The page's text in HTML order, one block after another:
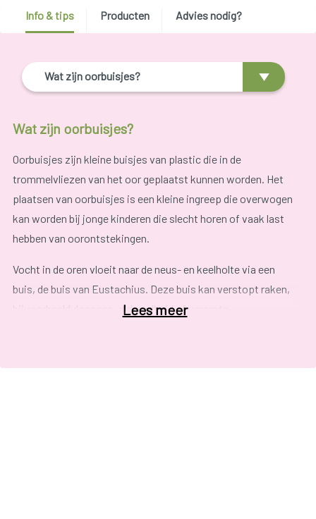
Info & tips Producten Advies nodig?
Wat zijn oorbuisjes?
Wat zijn oorbuisjes?
Oorbuisjes zijn kleine buisjes van plastic die in de
trommelvliezen van het oor geplaatst kunnen worden. Het
plaatsen van oorbuisjes is een kleine ingreep die overwogen
kan worden bij jonge kinderen die slecht horen of vaak last
hebben van oorontstekingen.
Vocht in de oren vloeit naar de neus- en keelholte via een
buis, de buis van Eustachius. Deze buis kan verstopt raken,
bijvoorbeeld door een verkoudheid of vergrote
Hierdoor kan men minder goed horen en krijgt men sneller
Lees meer